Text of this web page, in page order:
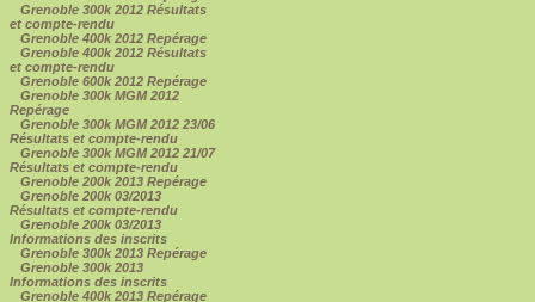
Grenoble 300k 2012 Résultats
et compte-rendu
Grenoble 400k 2012 Repérage
Grenoble 400k 2012 Résultats
et compte-rendu
Grenoble 600k 2012 Repérage
Grenoble 300k MGM 2012
Repérage
Grenoble 300k MGM 2012 23/06
Résultats et compte-rendu
Grenoble 300k MGM 2012 21/07
Résultats et compte-rendu
Grenoble 200k 2013 Repérage
Grenoble 200k 03/2013
Résultats et compte-rendu
Grenoble 200k 03/2013
Informations des inscrits
Grenoble 300k 2013 Repérage
Grenoble 300k 2013
Informations des inscrits
Grenoble 400k 2013 Repérage